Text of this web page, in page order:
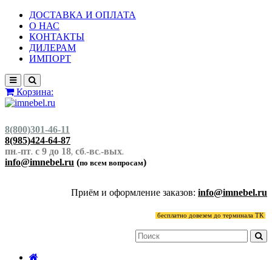
ДОСТАВКА И ОПЛАТА
О НАС
КОНТАКТЫ
ДИЛЕРАМ
ИМПОРТ
Корзина:
8(800)301-46-11
8(985)424-64-87
пн.-пт. с 9 до 18, сб.-вс.-вых.
info@imnebel.ru (по всем вопросам)
Приём и оформление заказов: info@imnebel.ru
бесплатно довезем до терминала ТК